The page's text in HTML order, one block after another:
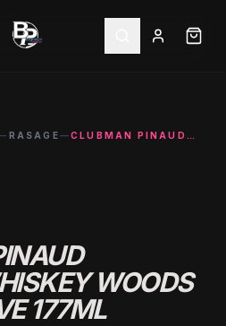
RASAGE— CLUBMAN PINAUD RESERVE WHISKEY WOODS AFTER SHAVE 177ML
WOODS
177ML